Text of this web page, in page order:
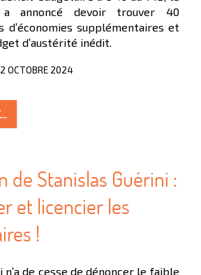
a annoncé devoir trouver 40
d’économies supplémentaires et
d’austérité inédit.
OCTOBRE 2024
de Stanislas Guérini :
et licencier les
!
n’a de cesse de dénoncer le faible